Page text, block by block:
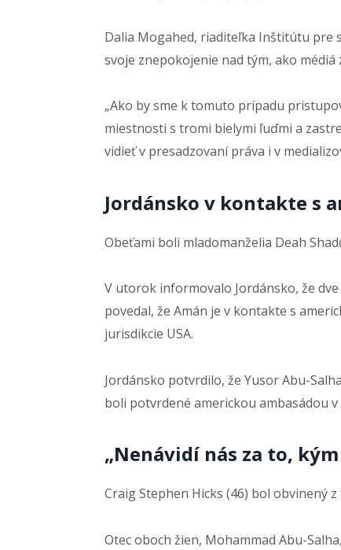
Dalia Mogahed, riaditeľka Inštitútu pre
svoje znepokojenie nad tým, ako
„Ako by sme k tomuto prípadu
miestnosti s tromi bielymi ľuďmi a
vidieť v presadzovaní práva i v
Jordánsko v kontakte s
Obeťami boli mladomanželia Deah
V utorok informovalo Jordánsko, že
povedal, že Amán je v kontakte s
jurisdikcie USA.
Jordánsko potvrdilo, že Yusor Abu-
boli potvrdené americkou ambasádou
„Nenávidí nás za to, kým
Craig Stephen Hicks (46) bol obvinený
Otec oboch žien, Mohammad Abu-